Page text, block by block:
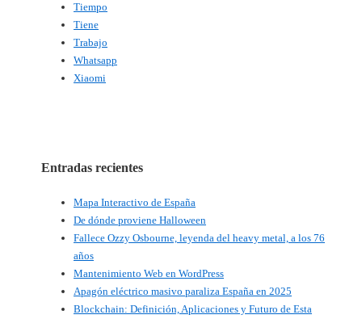
Tiempo
Tiene
Trabajo
Whatsapp
Xiaomi
Entradas recientes
Mapa Interactivo de España
De dónde proviene Halloween
Fallece Ozzy Osbourne, leyenda del heavy metal, a los 76
años
Mantenimiento Web en WordPress
Apagón eléctrico masivo paraliza España en 2025
Blockchain: Definición, Aplicaciones y Futuro de Esta